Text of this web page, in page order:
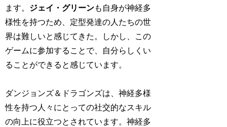
ます。 ジェイ・グリーンも自身が神経多
様性を持つため、定型発達の人たちの世
界は難しいと感じてきた。しかし、この
ゲームに参加することで、自分らしくい
ることができると感じています。
ダンジョンズ＆ドラゴンズは、神経多様
性を持つ人々にとっての社交的なスキル
の向上に役立つとされています。神経多